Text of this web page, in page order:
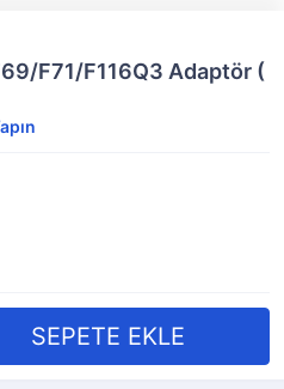
F71/F116Q3 Adaptör (